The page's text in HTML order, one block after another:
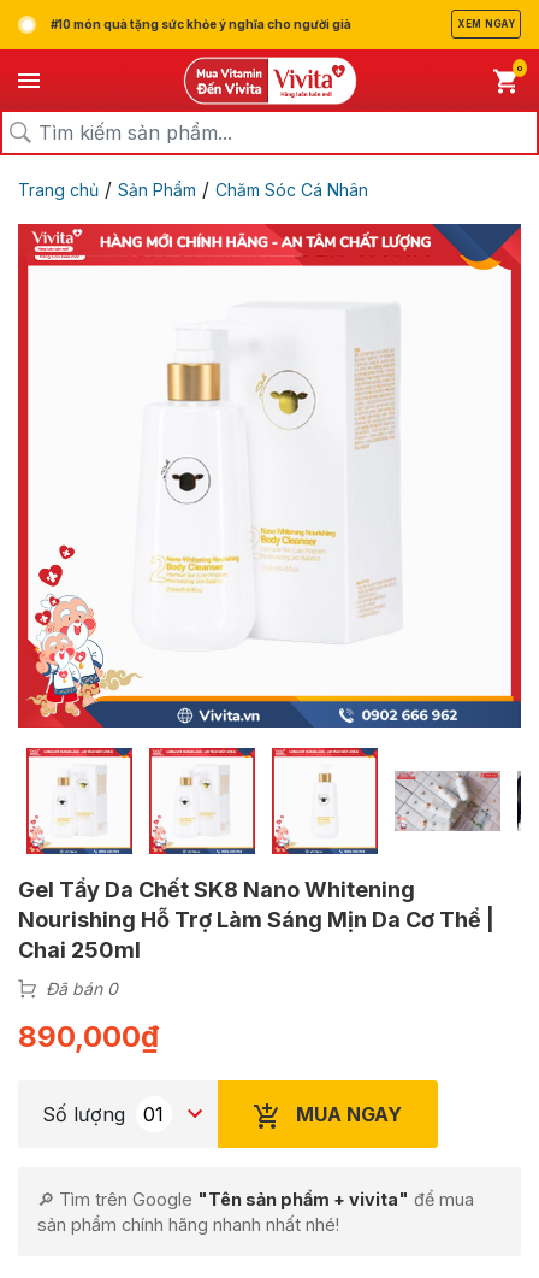
#10 món quà tặng sức khỏe ý nghĩa cho người già XEM NGAY
0
Trang chủ / Sản Phẩm / Chăm Sóc Cá Nhân
Gel Tẩy Da Chết SK8 Nano Whitening
Nourishing Hỗ Trợ Làm Sáng Mịn Da Cơ Thể |
Chai 250ml
Đã bán 0
890,000₫
Số lượng MUA NGAY
🔎 Tìm trên Google "Tên sản phẩm + vivita" để mua
sản phẩm chính hãng nhanh nhất nhé!